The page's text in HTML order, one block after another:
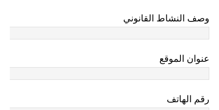
وصف النشاط القانوني
عنوان الموقع
رقم الهاتف